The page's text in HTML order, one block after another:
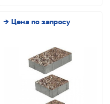
→ Цена по запросу